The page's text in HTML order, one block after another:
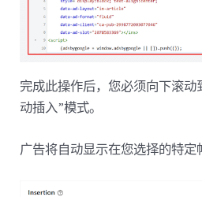
完成此操作后，您必须向下滚动
动插入”模式。
广告将自动显示在您选择的特定